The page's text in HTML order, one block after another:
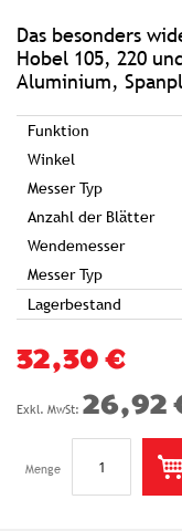
Das besonders
Hobel 105, 220
Aluminium,
Funktion
Winkel
Messer Typ
Anzahl der Blätter
Wendemesser
Messer Typ
Lagerbestand
32,30 €
26,92
Menge